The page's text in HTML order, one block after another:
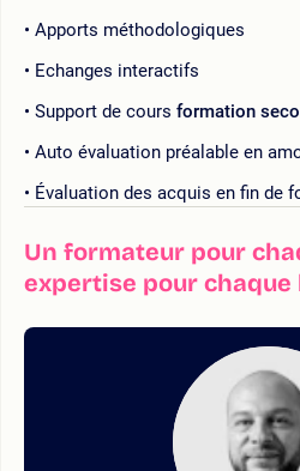
Apports méthodologiques
Echanges interactifs
Support de cours formation
Auto évaluation préalable en
Évaluation des acquis en fin de
Un formateur pour
expertise pour chaque